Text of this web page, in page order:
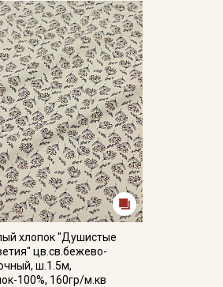
хлопок "Душистые
цв.св.бежево-
ш.1.5м,
100%, 160гр/м.кв